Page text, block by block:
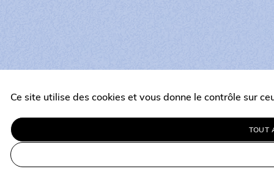
Ce site utilise des cookies et vous donne le contrôle sur
TOUT